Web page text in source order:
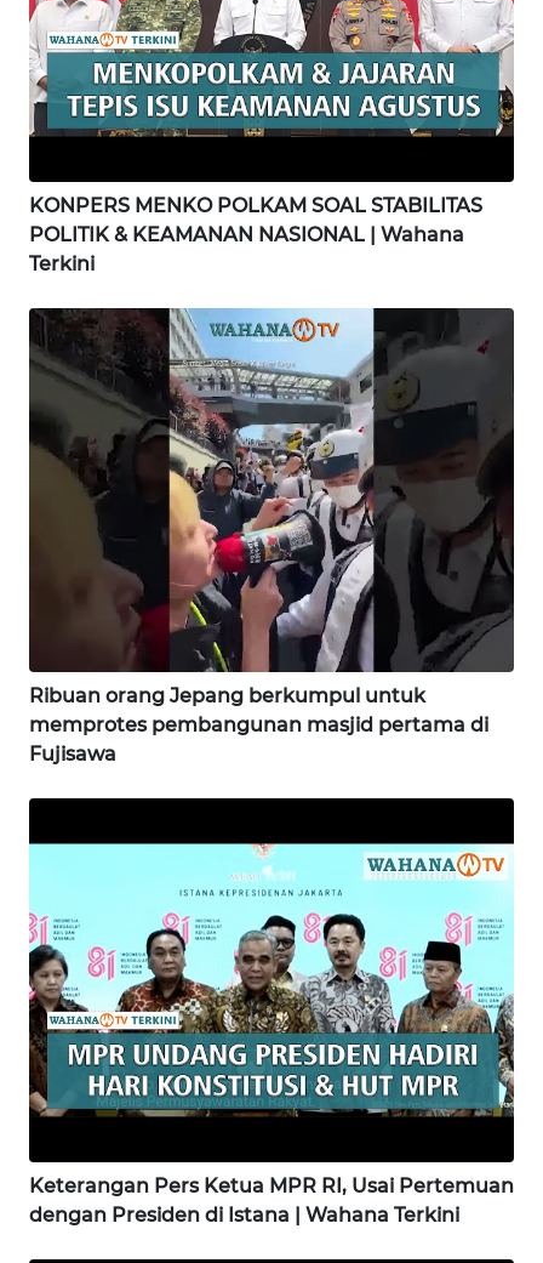
KONPERS MENKO POLKAM SOAL STABILITAS
POLITIK & KEAMANAN NASIONAL | Wahana
Terkini
Ribuan orang Jepang berkumpul untuk
memprotes pembangunan masjid pertama di
Fujisawa
Keterangan Pers Ketua MPR RI, Usai Pertemuan
dengan Presiden di Istana | Wahana Terkini
WN
TAPANULI
UTARA
SAMOSIR
WN
LAWAS
WN
SUMEDANG
WN
CIANJUR
WN
KEPULAUAN
WN
TANGERANG
WN
WN
INDRAMAYU
WN
KUNINGAN
WN
WN